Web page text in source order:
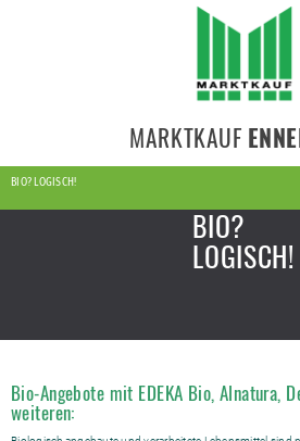
MARKTKAUF
BIO? LOGISCH!
BIO?
LOGISCH!
Bio-Angebote mit EDEKA Bio, Alnatura,
weiteren: